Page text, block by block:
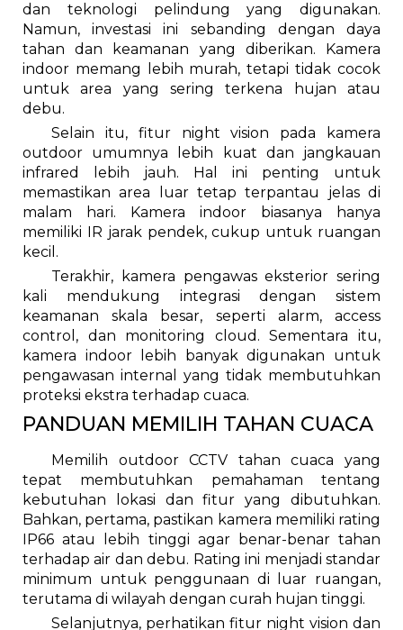
dan teknologi pelindung yang digunakan.
Namun, investasi ini sebanding dengan daya
tahan dan keamanan yang diberikan. Kamera
indoor memang lebih murah, tetapi tidak cocok
untuk area yang sering terkena hujan atau
debu.
Selain itu, fitur night vision pada kamera
outdoor umumnya lebih kuat dan jangkauan
infrared lebih jauh. Hal ini penting untuk
memastikan area luar tetap terpantau jelas di
malam hari. Kamera indoor biasanya hanya
memiliki IR jarak pendek, cukup untuk ruangan
kecil.
Terakhir, kamera pengawas eksterior sering
kali mendukung integrasi dengan sistem
keamanan skala besar, seperti alarm, access
control, dan monitoring cloud. Sementara itu,
kamera indoor lebih banyak digunakan untuk
pengawasan internal yang tidak membutuhkan
proteksi ekstra terhadap cuaca.
PANDUAN MEMILIH TAHAN CUACA
Memilih outdoor CCTV tahan cuaca yang
tepat membutuhkan pemahaman tentang
kebutuhan lokasi dan fitur yang dibutuhkan.
Bahkan, pertama, pastikan kamera memiliki rating
IP66 atau lebih tinggi agar benar-benar tahan
terhadap air dan debu. Rating ini menjadi standar
minimum untuk penggunaan di luar ruangan,
terutama di wilayah dengan curah hujan tinggi.
Selanjutnya, perhatikan fitur night vision dan